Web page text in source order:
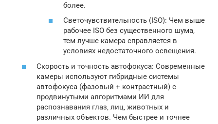
более.
Светочувствительность (ISO): Чем выше
рабочее ISO без существенного шума‚
тем лучше камера справляется в
условиях недостаточного освещения.
Скорость и точность автофокуса: Современные
камеры используют гибридные системы
автофокуса (фазовый + контрастный) с
продвинутыми алгоритмами ИИ для
распознавания глаз‚ лиц‚ животных и
различных объектов. Чем быстрее и точнее